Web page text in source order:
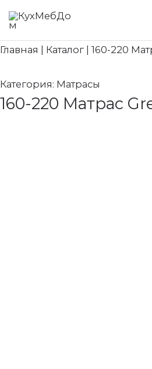
Перейти
содержимому
Главная Каталог 160-220
Категория: Матрасы
160-220 Матрас
Search...